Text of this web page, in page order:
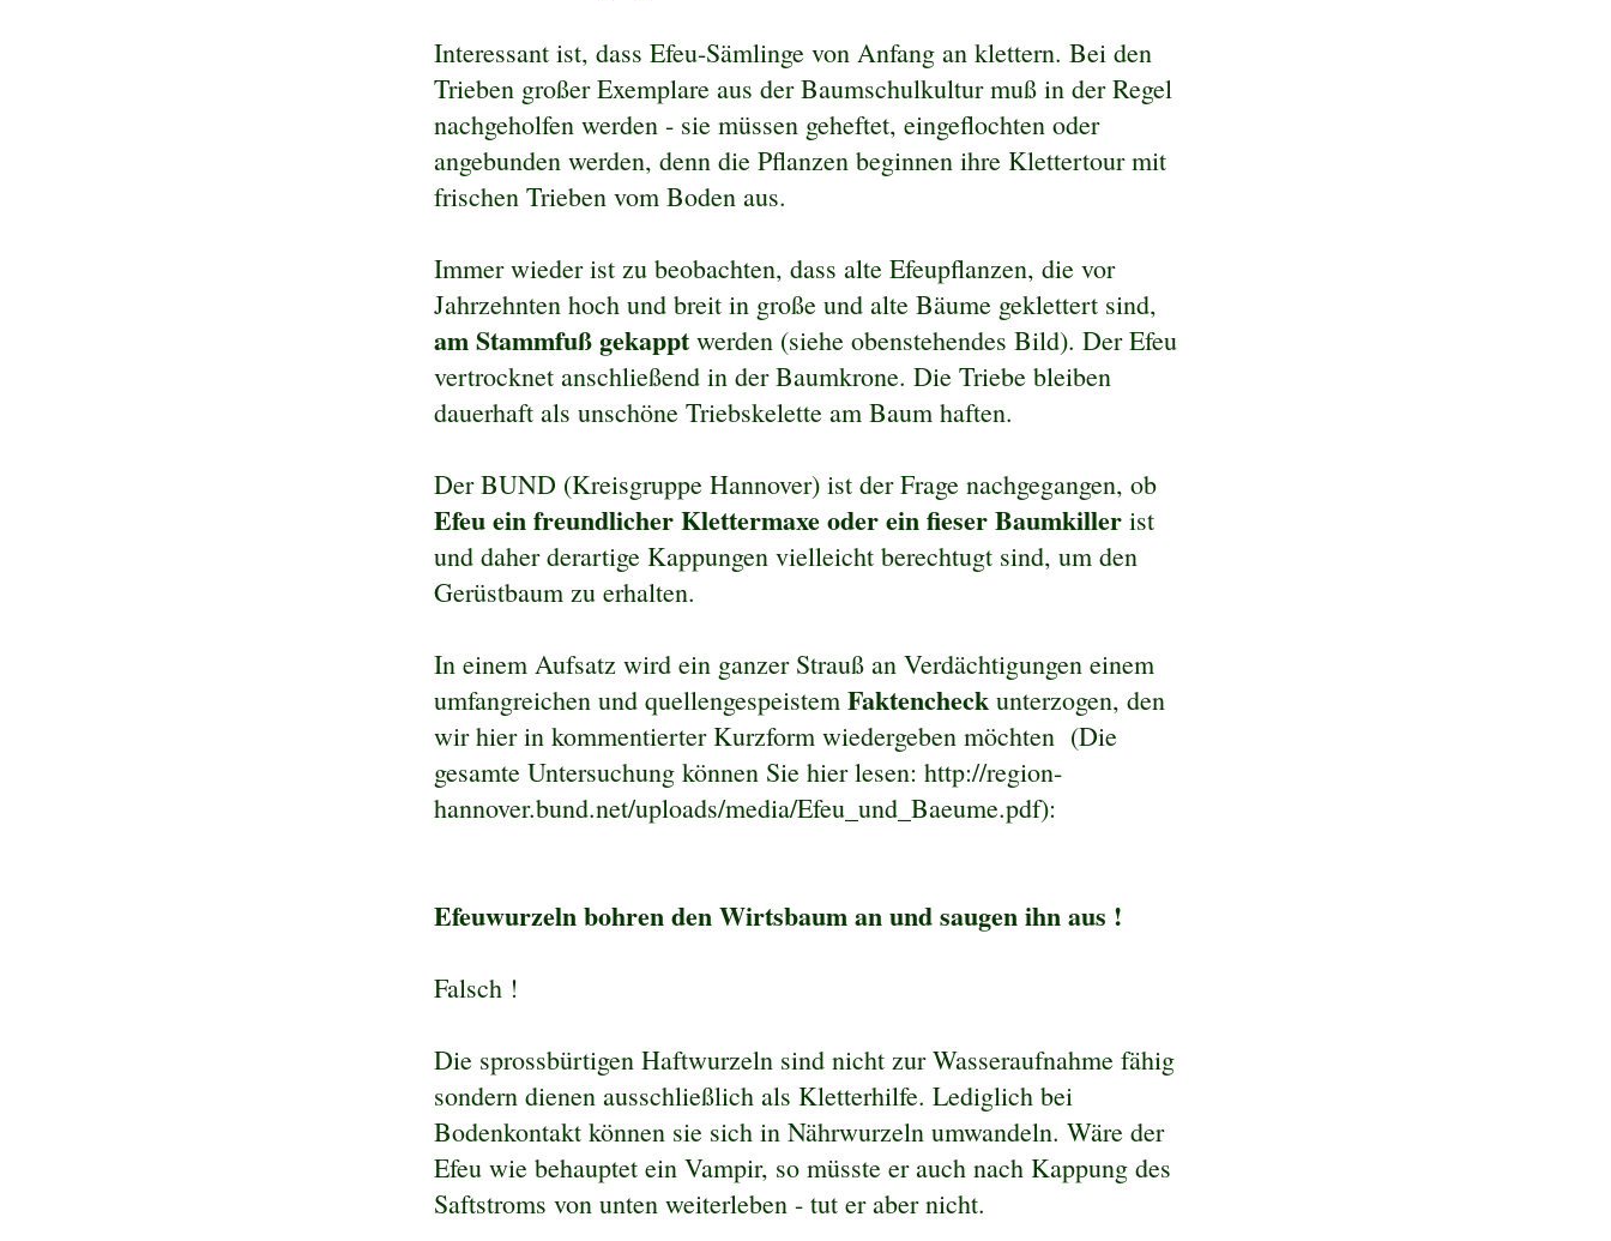
Interessant ist, dass Efeu-Sämlinge von Anfang an klettern. Bei den
Trieben großer Exemplare aus der Baumschulkultur muß in der Regel
nachgeholfen werden - sie müssen geheftet, eingeflochten oder
angebunden werden, denn die Pflanzen beginnen ihre Klettertour mit
frischen Trieben vom Boden aus.
Immer wieder ist zu beobachten, dass alte Efeupflanzen, die vor
Jahrzehnten hoch und breit in große und alte Bäume geklettert sind,
am Stammfuß gekappt werden (siehe obenstehendes Bild). Der Efeu
vertrocknet anschließend in der Baumkrone. Die Triebe bleiben
dauerhaft als unschöne Triebskelette am Baum haften.
Der BUND (Kreisgruppe Hannover) ist der Frage nachgegangen, ob
Efeu ein freundlicher Klettermaxe oder ein fieser Baumkiller ist
und daher derartige Kappungen vielleicht berechtugt sind, um den
Gerüstbaum zu erhalten.
In einem Aufsatz wird ein ganzer Strauß an Verdächtigungen einem
umfangreichen und quellengespeistem Faktencheck unterzogen, den
wir hier in kommentierter Kurzform wiedergeben möchten (Die
gesamte Untersuchung können Sie hier lesen: http://region-
hannover.bund.net/uploads/media/Efeu_und_Baeume.pdf):
Efeuwurzeln bohren den Wirtsbaum an und saugen ihn aus !
Falsch !
Die sprossbürtigen Haftwurzeln sind nicht zur Wasseraufnahme fähig
sondern dienen ausschließlich als Kletterhilfe. Lediglich bei
Bodenkontakt können sie sich in Nährwurzeln umwandeln. Wäre der
Efeu wie behauptet ein Vampir, so müsste er auch nach Kappung des
Saftstroms von unten weiterleben - tut er aber nicht.